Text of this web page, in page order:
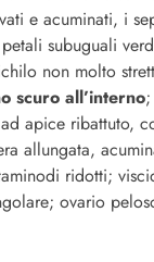
e acuminati, i
subuguali
non molto
scuro all’interno
apice ribattuto,
allungata,
ridotti;
ovario